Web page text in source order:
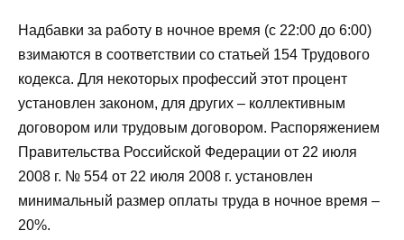
Надбавки за работу в ночное время (с 22:00 до 6:00)
взимаются в соответствии со статьей 154 Трудового
кодекса. Для некоторых профессий этот процент
установлен законом, для других – коллективным
договором или трудовым договором. Распоряжением
Правительства Российской Федерации от 22 июля
2008 г. № 554 от 22 июля 2008 г. установлен
минимальный размер оплаты труда в ночное время –
20%.